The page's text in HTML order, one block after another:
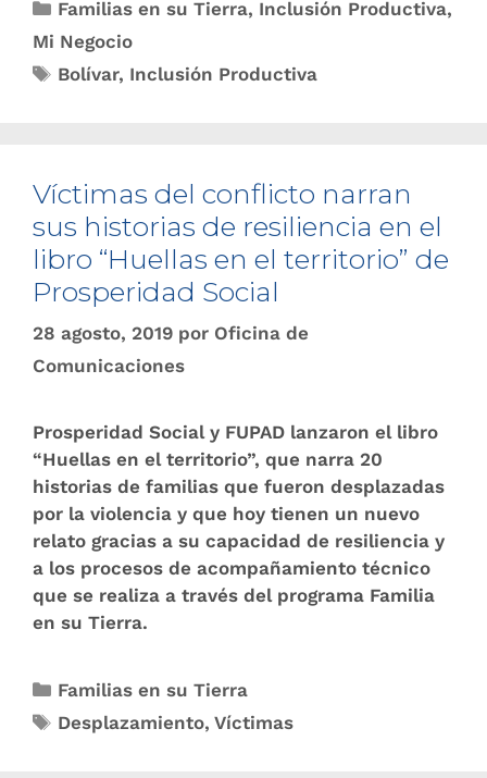
Familias en su Tierra, Inclusión Productiva,
Mi Negocio
Bolívar, Inclusión Productiva
Víctimas del conflicto narran
sus histo​rias de resiliencia en el
libro “Huellas en el territorio” de
Prosperidad Social
28 agosto, 2019 por Oficina de
Comunicaciones
Prosperidad Social y FUPAD lanzaron el libro
“Huellas en el territorio”, que narra 20
historias de familias que fueron desplazadas
por la violencia y que hoy tienen un nuevo
relato gracias a su capacidad de resiliencia y
a los procesos de acompañamiento técnico
que se realiza a través del programa Familia
en su Tierra.
Familias en su Tierra
Desplazamiento,Víctimas